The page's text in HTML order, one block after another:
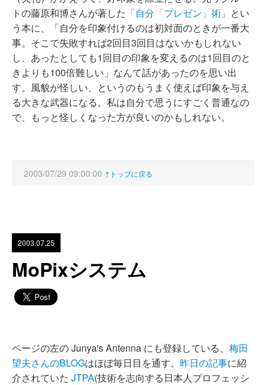
トの藤原和博さんが著した 「自分「プレゼン」術」 とい
う本に、「自分を印象付けるのは初対面のときが一番大
事。そこで失敗すれば2回目3回目はないかもしれない
し、あったとしても1回目の印象を変えるのは1回目のと
きよりも100倍難しい」なんて話があったのを思い出
す。風貌が怪しい、というのもうまく使えば印象を与え
る大きな武器になる。私は自分で思うにすごく普通なの
で、もっと怪しくなった方が良いのかもしれない。
2003/07/29 09:00:00 ↑トップに戻る
2003.07.25
MoPixシステム
ページの左の Junya's Antenna にも登録している、 梅田
望夫さんのBLOGはほぼ毎日目を通す。 昨日の記事に紹
介されていた JTPA(技術を志向する日本人プロフェッシ